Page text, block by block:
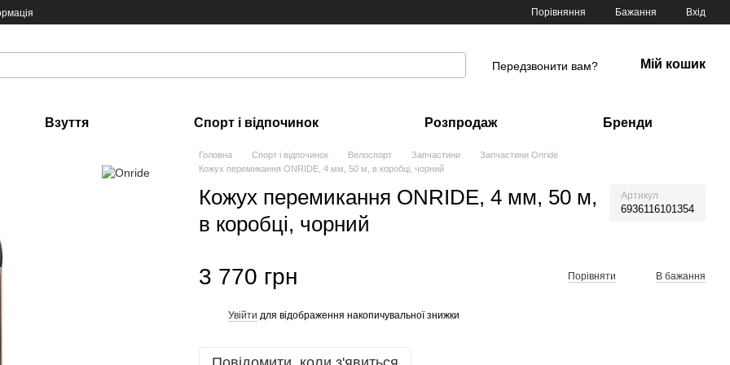
Порівняння Бажання Вхід
Передзвонити вам? Мій кошик
Взуття Спорт і відпочинок Розпродаж Бренди
Головна Спорт і відпочинок Велоспорт Запчастини
Запчастини Onride
Кожух перемикання ONRIDE, 4 мм, 50 м, в коробці, чорний
Кожух перемикання ONRIDE, 4 мм, 50 м,
в коробці, чорний
Артикул
6936116101354
3 770 грн Порівняти В бажання
Увійти для відображення накопичувальної знижки